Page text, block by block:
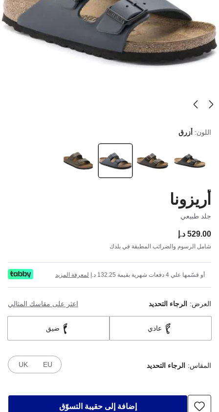
اللون: أزرق
أريزونا
جلد طبيعي
529.00 د.إ
شامل الرسوم والضرائب المطبقة في بلدك
أو قسّمها علي 4 دفعات شهرية بقيمة 132.25 د.إ لمعرفة المزيد
العرض: الرجاء التحديد اعثر على مقاسك المثالي
عادي ضيق
المقاس: الرجاء التحديد EU
UK
إضافة إلى حقيبة التسوّق